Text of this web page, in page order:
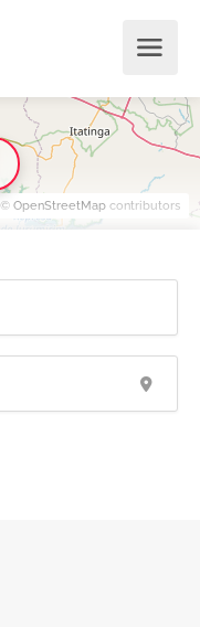
© OpenStreetMap contributors